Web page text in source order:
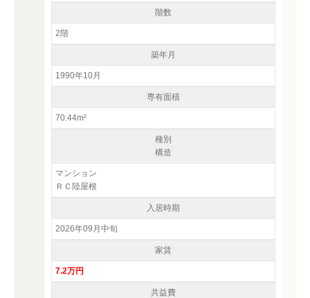
階数
2階
築年月
1990年10月
専有面積
70.44m²
種別
構造
マンション
ＲＣ陸屋根
入居時期
2026年09月中旬
家賃
7.2万円
共益費